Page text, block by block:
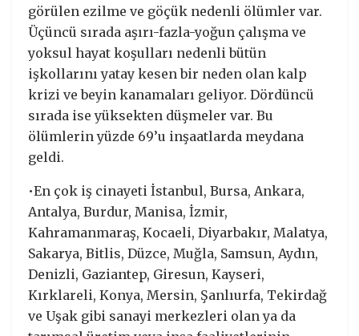
görülen ezilme ve göçük nedenli ölümler var.
Üçüncü sırada aşırı-fazla-yoğun çalışma ve
yoksul hayat koşulları nedenli bütün
işkollarını yatay kesen bir neden olan kalp
krizi ve beyin kanamaları geliyor. Dördüncü
sırada ise yüksekten düşmeler var. Bu
ölümlerin yüzde 69’u inşaatlarda meydana
geldi.
•En çok iş cinayeti İstanbul, Bursa, Ankara,
Antalya, Burdur, Manisa, İzmir,
Kahramanmaraş, Kocaeli, Diyarbakır, Malatya,
Sakarya, Bitlis, Düzce, Muğla, Samsun, Aydın,
Denizli, Gaziantep, Giresun, Kayseri,
Kırklareli, Konya, Mersin, Şanlıurfa, Tekirdağ
ve Uşak gibi sanayi merkezleri olan ya da